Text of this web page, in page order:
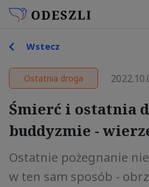
Wstecz
Ostatnia droga
Śmierć i ostatnia
buddyzmie -
Ostatnie pożegnanie
w ten sam sposób -